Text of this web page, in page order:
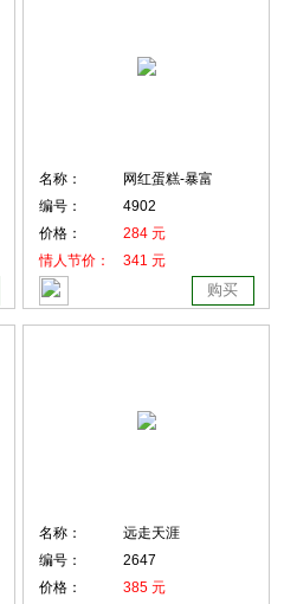
名称：
网红蛋糕-暴富
编号：
4902
价格：
284 元
情人节价：
341 元
购买
名称：
远走天涯
编号：
2647
价格：
385 元